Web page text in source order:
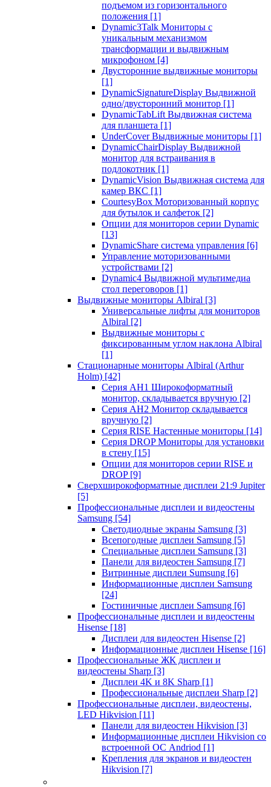
подъемом из горизонтального
положения [1]
Dynamic3Talk Мониторы с
уникальным механизмом
трансформации и выдвижным
микрофоном [4]
Двусторонние выдвижные мониторы
[1]
DynamicSignatureDisplay Выдвижной
одно/двусторонний монитор [1]
DynamicTabLift Выдвижная система
для планшета [1]
UnderCover Выдвижные мониторы [1]
DynamicChairDisplay Выдвижной
монитор для встраивания в
подлокотник [1]
DynamicVision Выдвижная система для
камер ВКС [1]
CourtesyBox Моторизованный корпус
для бутылок и салфеток [2]
Опции для мониторов серии Dynamic
[13]
DynamicShare система управления [6]
Управление моторизованными
устройствами [2]
Dynamic4 Выдвижной мультимедиа
стол переговоров [1]
Выдвижные мониторы Albiral [3]
Универсальные лифты для мониторов
Albiral [2]
Выдвижные мониторы с
фиксированным углом наклона Albiral
[1]
Стационарные мониторы Albiral (Arthur
Holm) [42]
Серия AH1 Широкоформатный
монитор, складывается вручную [2]
Серия AH2 Монитор складывается
вручную [2]
Серия RISE Настенные мониторы [14]
Серия DROP Мониторы для установки
в стену [15]
Опции для мониторов серии RISE и
DROP [9]
Сверхширокоформатные дисплеи 21:9 Jupiter
[5]
Профессиональные дисплеи и видеостены
Samsung [54]
Светодиодные экраны Samsung [3]
Всепогодные дисплеи Samsung [5]
Специальные дисплеи Samsung [3]
Панели для видеостен Samsung [7]
Витринные дисплеи Sumsung [6]
Информационные дисплеи Samsung
[24]
Гостиничные дисплеи Samsung [6]
Профессиональные дисплеи и видеостены
Hisense [18]
Дисплеи для видеостен Hisense [2]
Информационные дисплеи Hisense [16]
Профессиональные ЖК дисплеи и
видеостены Sharp [3]
Дисплеи 4K и 8K Sharp [1]
Профессиональные дисплеи Sharp [2]
Профессиональные дисплеи, видеостены,
LED Hikvision [11]
Панели для видеостен Hikvision [3]
Информационные дисплеи Hikvision со
встроенной ОС Andriod [1]
Крепления для экранов и видеостен
Hikvision [7]